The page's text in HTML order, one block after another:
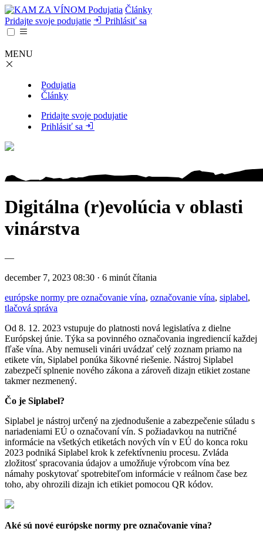
Podujatia Články
Pridajte svoje podujatie
Prihlásiť sa
MENU
Podujatia
Články
Pridajte svoje podujatie
Prihlásiť sa
Digitálna (r)evolúcia v oblasti
vinárstva
—
december 7, 2023 08:30 · 6 minút čítania
európske normy pre označovanie vína, označovanie vína, siplabel,
tlačová správa
Od 8. 12. 2023 vstupuje do platnosti nová legislatíva z dielne
Európskej únie. Týka sa povinného označovania ingrediencií každej
fľaše vína. Aby nemuseli vinári uvádzať celý zoznam priamo na
etikete vín, Siplabel ponúka šikovné riešenie. Nástroj Siplabel
zabezpečí splnenie nového zákona a zároveň dizajn etikiet zostane
takmer nezmenený.
Čo je Siplabel?
Siplabel je nástroj určený na zjednodušenie a zabezpečenie súladu s
nariadeniami EÚ o označovaní vín. S požiadavkou na nutričné
informácie na všetkých etiketách nových vín v EÚ do konca roku
2023 podniká Siplabel krok k zefektívneniu procesu. Zvláda
zložitosť spracovania údajov a umožňuje výrobcom vína bez
námahy poskytovať spotrebiteľom informácie v reálnom čase bez
toho, aby ohrozili dizajn ich etikiet pomocou QR kódov.
Aké sú nové európske normy pre označovanie vína?